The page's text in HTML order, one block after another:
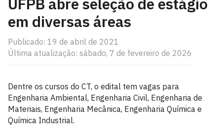
em diversas áreas
Publicado: 19 de abril de 2021
Última atualização: sábado, 7 de fevereiro de 2026
Dentre os cursos do CT, o edital tem vagas para
Engenharia Ambiental, Engenharia Civil, Engenharia de
Materiais, Engenharia Mecânica, Engenharia Química e
Química Industrial.